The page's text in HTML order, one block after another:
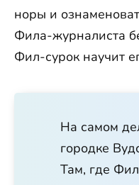
норы и
Фила-журналиста
Фил-сурок научит
На самом
городке
Там, где